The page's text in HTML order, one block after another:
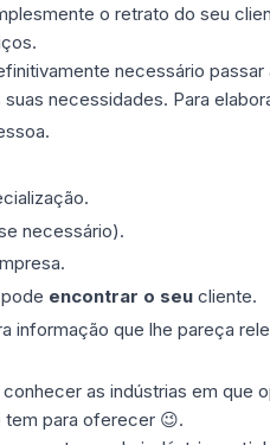
o retrato do seu
necessário
necessidades. Para
necessário).
encontrar o seucliente.
informação que lhe pareça
as indústrias em que
tem para oferecer 😉.